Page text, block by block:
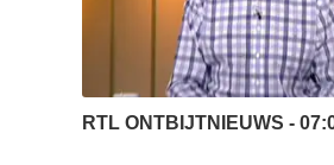
RTL ONTBIJTNIEUWS -